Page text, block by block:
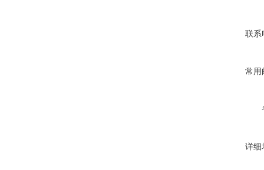
联系
常用
详细